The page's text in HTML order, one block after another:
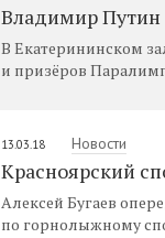
Владимир Путин
В Екатерининском
и призёров
13.03.18 Новости
Красноярский
Алексей Бугаев
по горнолыжному